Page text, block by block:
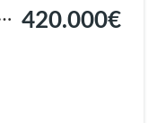
420.000€